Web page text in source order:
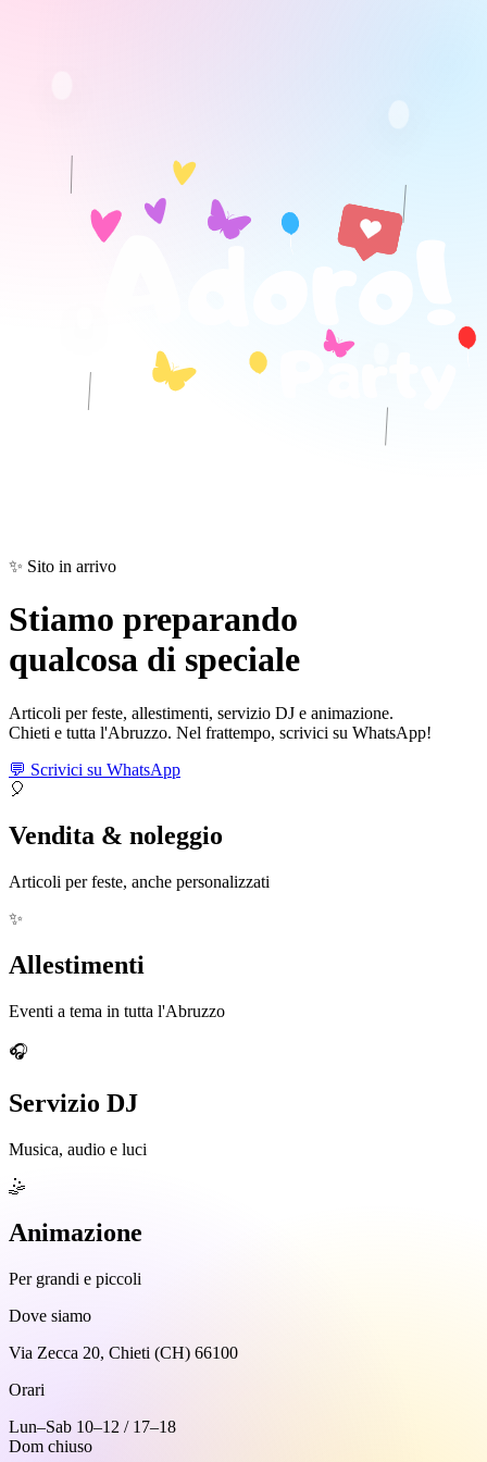
✨ Sito in arrivo
Stiamo preparando
qualcosa di speciale
Articoli per feste, allestimenti, servizio DJ e animazione.
Chieti e tutta l'Abruzzo. Nel frattempo, scrivici su WhatsApp!
💬 Scrivici su WhatsApp
🎈
Vendita & noleggio
Articoli per feste, anche personalizzati
✨
Allestimenti
Eventi a tema in tutta l'Abruzzo
🎧
Servizio DJ
Musica, audio e luci
🤹
Animazione
Per grandi e piccoli
Dove siamo
Via Zecca 20, Chieti (CH) 66100
Orari
Lun–Sab 10–12 / 17–18
Dom chiuso